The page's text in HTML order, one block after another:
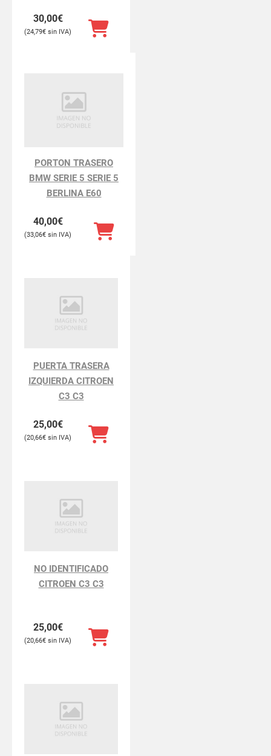
30,00€
24,79€
PORTON TRASERO
BMW SERIE 5 SERIE 5
BERLINA E60
40,00€
33,06€
PUERTA TRASERA
IZQUIERDA CITROEN
C3 C3
25,00€
20,66€
NO IDENTIFICADO
CITROEN C3 C3
25,00€
20,66€